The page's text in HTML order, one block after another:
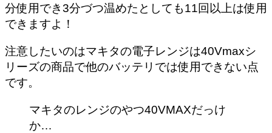
分使用でき3分づつ温めたとしても11回以上は使用
できますよ！
注意したいのはマキタの電子レンジは40Vmaxシ
リーズの商品で他のバッテリでは使用できない点
です。
マキタのレンジのやつ40VMAXだっけ
か…